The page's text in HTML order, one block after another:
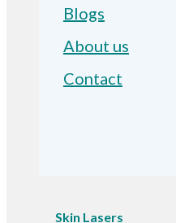
Blogs
About us
Contact
Skin Lasers